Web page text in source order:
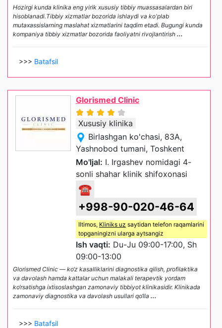
Hozirgi kunda klinika eng yirik xususiy tibbiy muassasalardan biri
hisoblanadi.Tibbiy xizmatlar bozorida ishlaydi va ko'plab
mutaxassislarning maslahat xizmatlarini taqdim etadi. Bugungi kunda
kompaniya tibbiy xizmatlar bozorida faoliyatni rivojlantirish ...
>>> Batafsil
Glorismed Clinic
Xususiy klinika
Birlashgan ko'chasi, 83A,
Yashnobod tumani, Toshkent
Mo'ljal: I. Irgashev nomidagi 4-
sonli shahar klinik shifoxonasi
☎
+998-90-020-46-64
Iltimos, Kliniks uz saytidan telefon raqamlarini
topganingizni ularga aytsangiz
Ish vaqti: Du-Ju 09:00-17:00, Sh
09:00-13:00
Glorismed Clinic — ko‘z kasalliklarini diagnostika qilish, profilaktika
va davolash hamda kattalar uchun malakali terapevtik yordam
ko‘rsatishga ixtisoslashgan zamonaviy tibbiyot klinikasidir. Klinikada
zamonaviy diagnostika va davolash usullari qo‘lla ...
>>> Batafsil